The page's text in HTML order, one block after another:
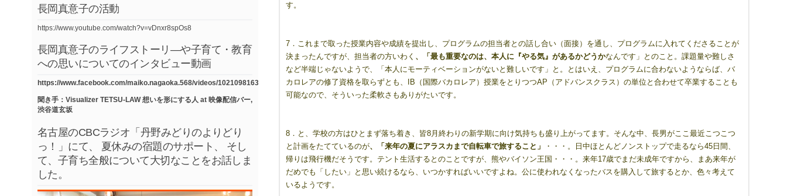
す。
7．これまで取った授業内容や成績を提出し、プログラムの担当者との話し合い（面接）を通し、プログラムに入れてくださることが
決まったんですが、担当者の方いわく 、「最も重要なのは、本人に『やる気』があるかどうかなんです」とのこと。課題量や難しさ
など半端じゃないようで、「本人にモーティベーションがないと難しいです」と。とはいえ、プログラムに合わないようならば、バ
カロレアの修了資格を取らずとも、IB（国際バカロレア）授業をとりつつAP（アドバンスクラス）の単位と合わせて卒業することも
可能なので、そういった柔軟さもありがたいです。
8．と、学校の方はひとまず落ち着き、皆8月終わりの新学期に向け気持ちも盛り上がってます。そんな中、長男がここ最近こつこつ
と計画をたてているのが、「来年の夏にアラスカまで自転車で旅すること」
・・・。日中ほとんどノンストップで走るなら45日間、
帰りは飛行機だそうです。テント生活するとのことですが、熊やバイソン王国・・・。来年17歳でまだ未成年ですから、まあ来年が
だめでも「したい」と思い続けるなら、いつかすればいいですよね。公に使われなくなったバスを購入して旅するとか、色々考えて
いるようです。
長岡真意子の活動
https://www.youtube.com/watch?v=vDnxr8spOs8
長岡真意子のライフストーリ―や子育て・教育
への思いについてのインタビュー動画
https://www.facebook.com/maiko.nagaoka.568/videos/10210981638417544/
聞き手：Visualizer TETSU-LAW 想いを形にする人 at 映像配信バー,
渋谷道玄坂
名古屋のCBCラジオ「丹野みどりのよりどり
っ！」にて、 夏休みの宿題のサポート、 そし
て、子育ち全般について大切なことをお話しま
した。